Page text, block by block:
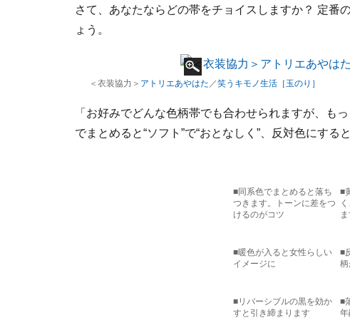
さて、あなたならどの帯をチョイスしますか？ 定番
ょう。
＜衣装協力＞ アトリエあやはた ／笑うキモノ生活［玉のり］
「お好みでどんな色柄帯でも合わせられますが、も
でまとめると“ソフト”で“おとなしく”、反対色にする
■同系色でまとめると落ち
つきます。トーンに差をつ
けるのがコツ
■
■暖色が入ると女性らしい
イメージに
■
■リバーシブルの黒を効か
すと引き締まります
■
年